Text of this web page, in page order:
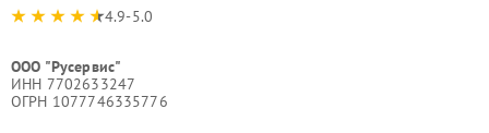
4.9-5.0
ООО "Русервис"
ИНН 7702633247
ОГРН 1077746335776